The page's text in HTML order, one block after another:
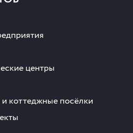
центры
коттеджные посёлки